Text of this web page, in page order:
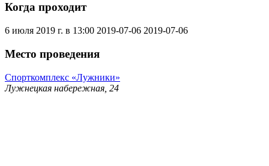
Когда проходит
6 июля 2019 г. в 13:00 2019-07-06 2019-07-06
Место проведения
Спорткомплекс «Лужники»
Лужнецкая набережная, 24